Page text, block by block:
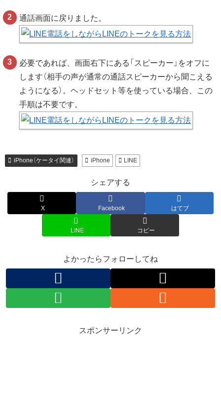
通話画面に戻りました。
必要であれば、画面右下にある「スピーカー」をオフに
します（相手の声が通常の通話スピーカーから聞こえる
ようになる）。ヘッドセット等を使っている場合、この
手順は不要です。
iPhone（ケータイ関連） iPhone LINE
シェアする
X Facebook はてブ
LINE コピー
よかったらフォローしてね
スポンサーリンク